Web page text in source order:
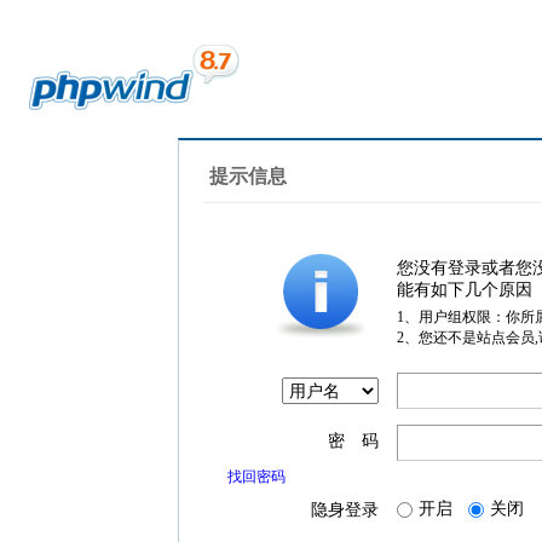
提示信息
您没有登录或者您
能有如下几个原因
1、用户组权限：你所
2、您还不是站点会员
密 码
找回密码
隐身登录 开启 关闭